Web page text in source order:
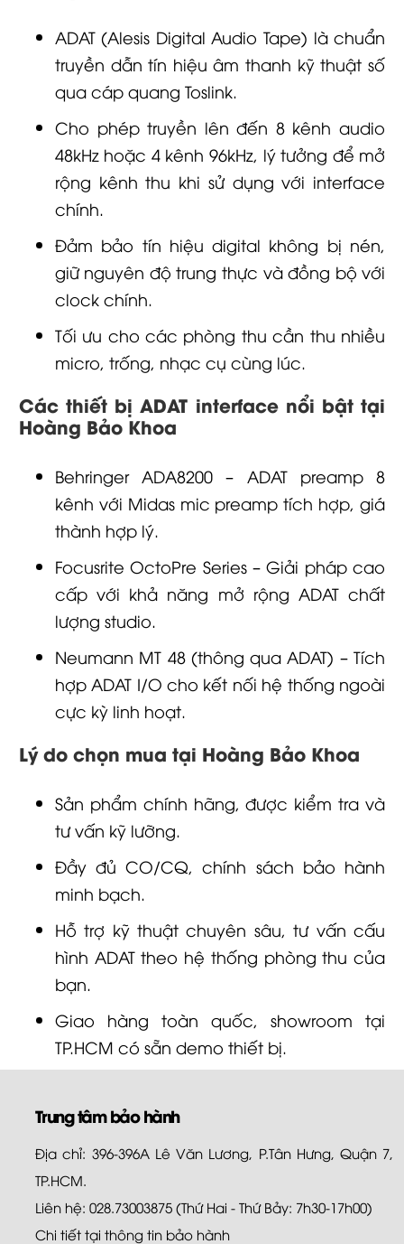
ADAT (Alesis Digital Audio Tape) là chuẩn
truyền dẫn tín hiệu âm thanh kỹ thuật số
qua cáp quang Toslink.
Cho phép truyền lên đến 8 kênh audio
48kHz hoặc 4 kênh 96kHz, lý tưởng để mở
rộng kênh thu khi sử dụng với interface
chính.
Đảm bảo tín hiệu digital không bị nén,
giữ nguyên độ trung thực và đồng bộ với
clock chính.
Tối ưu cho các phòng thu cần thu nhiều
micro, trống, nhạc cụ cùng lúc.
Các thiết bị ADAT interface nổi bật tại
Hoàng Bảo Khoa
Behringer ADA8200 – ADAT preamp 8
kênh với Midas mic preamp tích hợp, giá
thành hợp lý.
Focusrite OctoPre Series – Giải pháp cao
cấp với khả năng mở rộng ADAT chất
lượng studio.
Neumann MT 48 (thông qua ADAT) – Tích
hợp ADAT I/O cho kết nối hệ thống ngoài
cực kỳ linh hoạt.
Lý do chọn mua tại Hoàng Bảo Khoa
Sản phẩm chính hãng, được kiểm tra và
tư vấn kỹ lưỡng.
Đầy đủ CO/CQ, chính sách bảo hành
minh bạch.
Hỗ trợ kỹ thuật chuyên sâu, tư vấn cấu
hình ADAT theo hệ thống phòng thu của
bạn.
Giao hàng toàn quốc, showroom tại
TP.HCM có sẵn demo thiết bị.
Trung tâm bảo hành
Địa chỉ: 396-396A Lê Văn Lương, P.Tân Hưng, Quận 7,
TP.HCM.
Liên hệ: 028.73003875 (Thứ Hai - Thứ Bảy: 7h30-17h00)
Chi tiết tại thông tin bảo hành